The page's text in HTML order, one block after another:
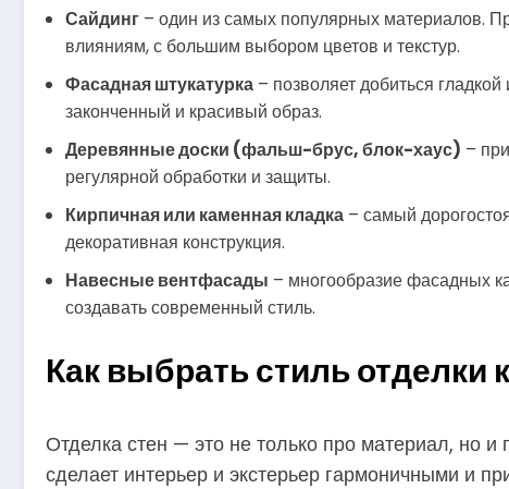
Сайдинг – один из самых популярных материалов.
влияниям, с большим выбором цветов и текстур.
Фасадная штукатурка – позволяет добиться
законченный и красивый образ.
Деревянные доски (фальш-брус, блок-хаус) –
регулярной обработки и защиты.
Кирпичная или каменная кладка – самый
декоративная конструкция.
Навесные вентфасады – многообразие фасадных
создавать современный стиль.
Как выбрать стиль отделки
Отделка стен — это не только про материал, но
сделает интерьер и экстерьер гармоничными и